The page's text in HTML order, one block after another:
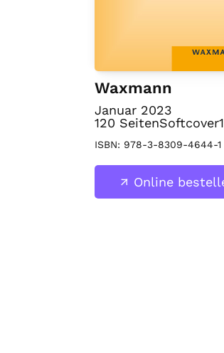
Waxmann
Januar 2023
120 SeitenSoftcover
ISBN: 978-3-8309-4644-1
Online